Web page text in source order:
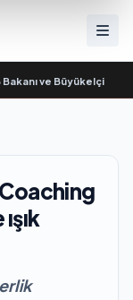
ve Büyükelçi Egemen